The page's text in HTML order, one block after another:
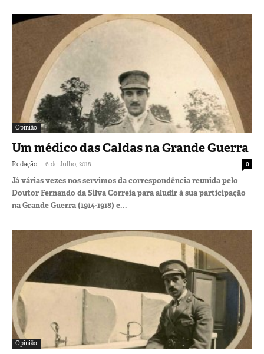
Opinião
Um médico das Caldas na Grande Guerra
Redação - 6 de Julho, 2018 0
Já várias vezes nos servimos da correspondência reunida pelo
Doutor Fernando da Silva Correia para aludir à sua participação
na Grande Guerra (1914-1918) e...
Opinião